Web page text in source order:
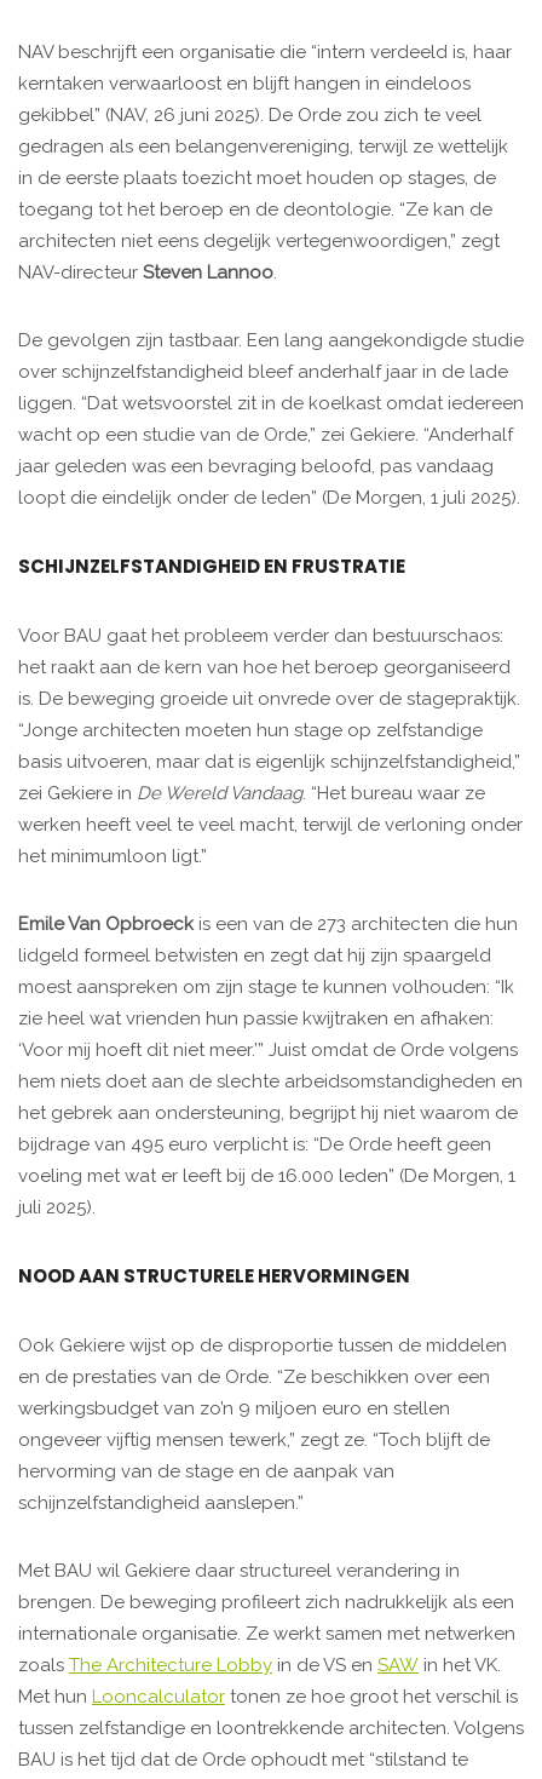
NAV beschrijft een organisatie die “intern verdeeld is, haar
kerntaken verwaarloost en blijft hangen in eindeloos
gekibbel” (NAV, 26 juni 2025). De Orde zou zich te veel
gedragen als een belangenvereniging, terwijl ze wettelijk
in de eerste plaats toezicht moet houden op stages, de
toegang tot het beroep en de deontologie. “Ze kan de
architecten niet eens degelijk vertegenwoordigen,” zegt
NAV-directeur Steven Lannoo.
De gevolgen zijn tastbaar. Een lang aangekondigde studie
over schijnzelfstandigheid bleef anderhalf jaar in de lade
liggen. “Dat wetsvoorstel zit in de koelkast omdat iedereen
wacht op een studie van de Orde,” zei Gekiere. “Anderhalf
jaar geleden was een bevraging beloofd, pas vandaag
loopt die eindelijk onder de leden” (De Morgen, 1 juli 2025).
SCHIJNZELFSTANDIGHEID EN FRUSTRATIE
Voor BAU gaat het probleem verder dan bestuurschaos:
het raakt aan de kern van hoe het beroep georganiseerd
is. De beweging groeide uit onvrede over de stagepraktijk.
“Jonge architecten moeten hun stage op zelfstandige
basis uitvoeren, maar dat is eigenlijk schijnzelfstandigheid,”
zei Gekiere in De Wereld Vandaag. “Het bureau waar ze
werken heeft veel te veel macht, terwijl de verloning onder
het minimumloon ligt.”
Emile Van Opbroeckis een van de 273 architecten die hun
lidgeld formeel betwisten en zegt dat hij zijn spaargeld
moest aanspreken om zijn stage te kunnen volhouden: “Ik
zie heel wat vrienden hun passie kwijtraken en afhaken:
‘Voor mij hoeft dit niet meer.’” Juist omdat de Orde volgens
hem niets doet aan de slechte arbeidsomstandigheden en
het gebrek aan ondersteuning, begrijpt hij niet waarom de
bijdrage van 495 euro verplicht is: “De Orde heeft geen
voeling met wat er leeft bij de 16.000 leden” (De Morgen, 1
juli 2025).
NOOD AAN STRUCTURELE HERVORMINGEN
Ook Gekiere wijst op de disproportie tussen de middelen
en de prestaties van de Orde. “Ze beschikken over een
werkingsbudget van zo’n 9 miljoen euro en stellen
ongeveer vijftig mensen tewerk,” zegt ze. “Toch blijft de
hervorming van de stage en de aanpak van
schijnzelfstandigheid aanslepen.”
Met BAU wil Gekiere daar structureel verandering in
brengen. De beweging profileert zich nadrukkelijk als een
internationale organisatie. Ze werkt samen met netwerken
zoals The Architecture Lobby in de VS en SAW in het VK.
Met hun Looncalculator tonen ze hoe groot het verschil is
tussen zelfstandige en loontrekkende architecten. Volgens
BAU is het tijd dat de Orde ophoudt met “stilstand te